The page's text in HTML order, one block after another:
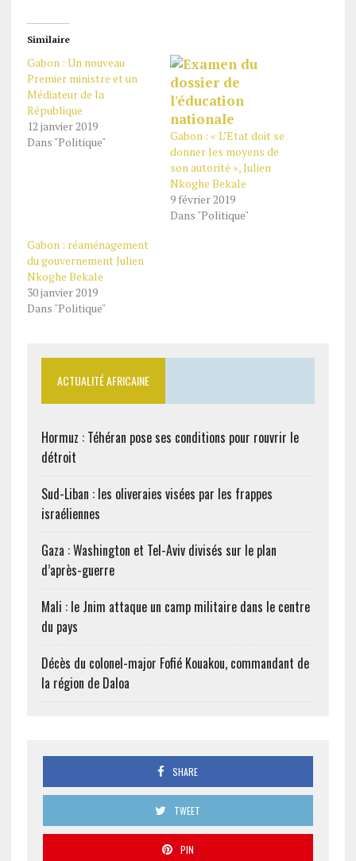
Similaire
Gabon : Un nouveau
Premier ministre et un
Médiateur de la
République
12 janvier 2019
Dans "Politique"
Gabon : « L’Etat doit se
donner les moyens de
son autorité », Julien
Nkoghe Bekale
9 février 2019
Dans "Politique"
Gabon : réaménagement
du gouvernement Julien
Nkoghe Bekale
30 janvier 2019
Dans "Politique"
ACTUALITÉ AFRICAINE
Hormuz : Téhéran pose ses conditions pour rouvrir le
détroit
Sud-Liban : les oliveraies visées par les frappes
israéliennes
Gaza : Washington et Tel-Aviv divisés sur le plan
d’après-guerre
Mali : le Jnim attaque un camp militaire dans le centre
du pays
Décès du colonel-major Fofié Kouakou, commandant de
la région de Daloa
SHARE
TWEET
PIN